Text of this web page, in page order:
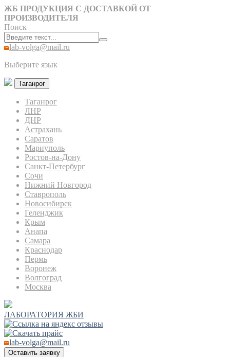
ЖБ ПРОДУКЦИЯ С ДОСТАВКОЙ ОТ
ПРОИЗВОДИТЕЛЯ
Поиск
lab-volga@mail.ru
Выберите язык
Таганрог
Таганрог
ЛНР
ДНР
Астрахань
Саратов
Мариуполь
Ростов-на-Дону
Санкт-Петербург
Сочи
Нижний Новгород
Ставрополь
Новосибирск
Геленджик
Крым
Анапа
Самара
Краснодар
Пермь
Воронеж
Волгоград
Москва
ЛАБОРАТОРИЯ ЖБИ
lab-volga@mail.ru
Оставить заявку